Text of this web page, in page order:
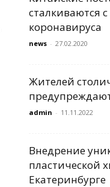
сталкиваются
коронавируса
news - 27.02.2020
Жителей
admin - 11.11.2022
Внедрение
пластической
Екатеринбурге